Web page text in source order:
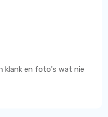
klank en foto's wat nie